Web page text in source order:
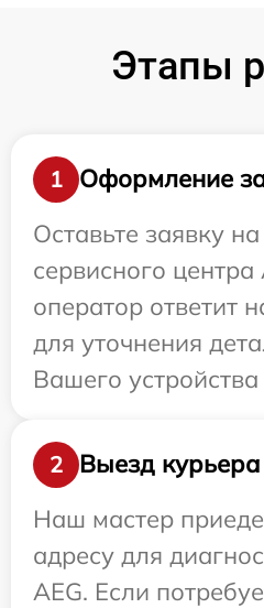
Этапы
1
Оформление
Оставьте заявку
сервисного
оператор ответит
для уточнения
Вашего устройства
2
Выезд
Наш мастер
адресу для
AEG. Если